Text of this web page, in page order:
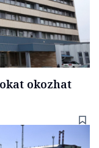
okozhat